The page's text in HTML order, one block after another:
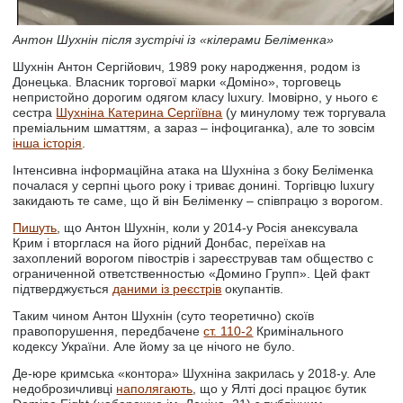
Антон Шухнін після зустрічі із «кілерами Беліменка»
Шухнін Антон Сергійович, 1989 року народження, родом із
Донецька. Власник торгової марки «Доміно», торговець
непристойно дорогим одягом класу luxury. Імовірно, у нього є
сестра Шухніна Катерина Сергіївна (у минулому теж торгувала
преміальним шматтям, а зараз – інфоциганка), але то зовсім
інша історія.
Інтенсивна інформаційна атака на Шухніна з боку Беліменка
почалася у серпні цього року і триває донині. Торгівцю luxury
закидають те саме, що й він Беліменку – співпрацю з ворогом.
Пишуть, що Антон Шухнін, коли у 2014-у Росія анексувала
Крим і вторглася на його рідний Донбас, переїхав на
захоплений ворогом півострів і зареєстрував там общество с
ограниченной ответственностью «Домино Групп». Цей факт
підтверджуєтьсяданими із реєстрів окупантів.
Таким чином Антон Шухнін (суто теоретично) скоїв
правопорушення, передбаченест. 110-2 Кримінального
кодексу України. Але йому за це нічого не було.
Де-юре кримська «контора» Шухніна закрилась у 2018-у. Але
недоброзичливці наполягають, що у Ялті досі працює бутик